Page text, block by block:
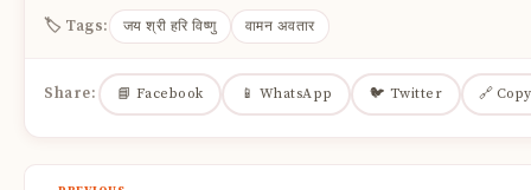
🏷 Tags: जय श्री हरि विष्णु वामन अवतार
Share: 📘 Facebook 📱 WhatsApp 🐦 Twitter 🔗